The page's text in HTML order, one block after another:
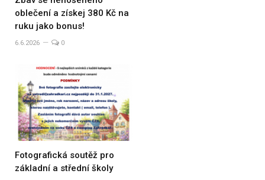
oblečení a získej 380 Kč na
ruku jako bonus!
6.6.2026 0
Fotografická soutěž pro
základní a střední školy